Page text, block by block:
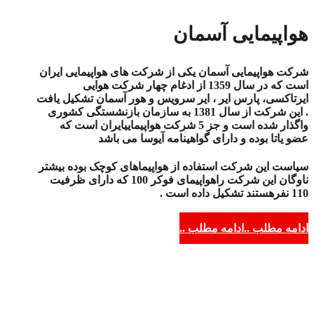
هواپیمایی آسمان
شرکت هواپیمایی آسمان یکی از شرکت های هواپیمایی ایران
است که در سال 1359 از ادغام چهار شرکت هوایی
ایرتاکسی، پارس ایر ، ایر سرویس و هور آسمان تشکیل یافت
. این شرکت از سال 1381 به سازمان بازنشستگی کشوری
واگذار شده است و جز 5 شرکت هواپیماییایران است که
عضو یاتا بوده و دارای گواهینامه آیوسا می باشد
سیاست این شرکت استفاده از هواپیماهای کوچک بوده بیشتر
ناوگان این شرکت راهواپیمای فوکر 100 که دارای ظرفیت
110 نفرهستند تشکیل داده است .
ادامه مطلب .. ادامه مطلب ..